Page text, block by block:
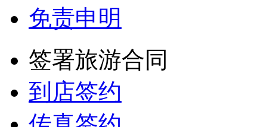
免责申明
签署旅游合同
到店签约